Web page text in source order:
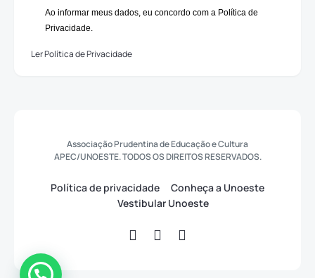
Ao informar meus dados, eu concordo com a Política de
Privacidade.
Ler Política de Privacidade
Associação Prudentina de Educação e Cultura
APEC/UNOESTE. TODOS OS DIREITOS RESERVADOS.
Política de privacidade
Conheça a Unoeste
Vestibular Unoeste